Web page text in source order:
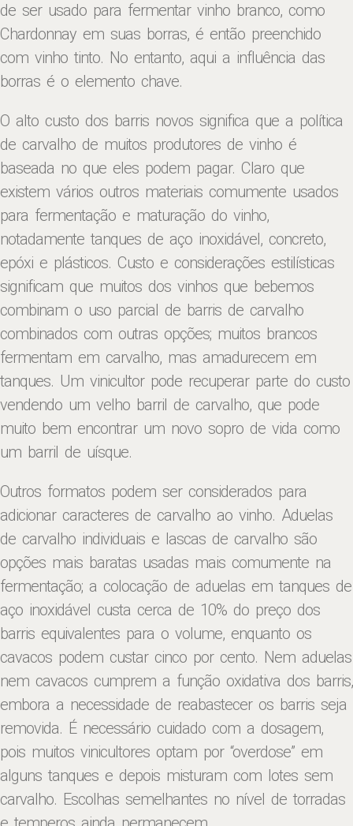
de ser usado para fermentar vinho branco, como
Chardonnay em suas borras, é então preenchido
com vinho tinto. No entanto, aqui a influência das
borras é o elemento chave.
O alto custo dos barris novos significa que a política
de carvalho de muitos produtores de vinho é
baseada no que eles podem pagar. Claro que
existem vários outros materiais comumente usados ​​
para fermentação e maturação do vinho,
notadamente tanques de aço inoxidável, concreto,
epóxi e plásticos. Custo e considerações estilísticas
significam que muitos dos vinhos que bebemos
combinam o uso parcial de barris de carvalho
combinados com outras opções; muitos brancos
fermentam em carvalho, mas amadurecem em
tanques. Um vinicultor pode recuperar parte do custo
vendendo um velho barril de carvalho, que pode
muito bem encontrar um novo sopro de vida como
um barril de uísque.
Outros formatos podem ser considerados para
adicionar caracteres de carvalho ao vinho. Aduelas
de carvalho individuais e lascas de carvalho são
opções mais baratas usadas mais comumente na
fermentação; a colocação de aduelas em tanques de
aço inoxidável custa cerca de 10% do preço dos
barris equivalentes para o volume, enquanto os
cavacos podem custar cinco por cento. Nem aduelas
nem cavacos cumprem a função oxidativa dos barris,
embora a necessidade de reabastecer os barris seja
removida. É necessário cuidado com a dosagem,
pois muitos vinicultores optam por “overdose” em
alguns tanques e depois misturam com lotes sem
carvalho. Escolhas semelhantes no nível de torradas